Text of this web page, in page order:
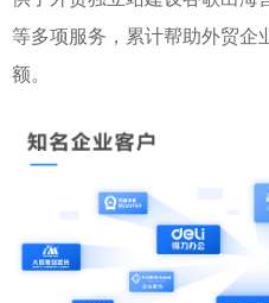
等多项服务，累计帮助外贸企
额。